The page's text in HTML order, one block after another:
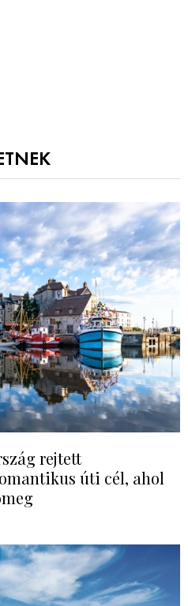
rejtett
úti cél, ahol